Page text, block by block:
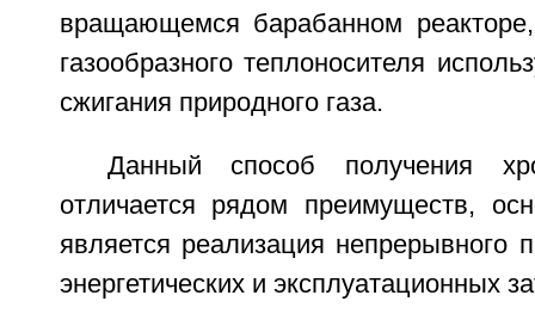
вращающемся барабанном
газообразного теплоносителя
сжигания природного газа.
Данный способ получения
отличается рядом преимуществ,
является реализация непрерывного
энергетических и эксплуатационных